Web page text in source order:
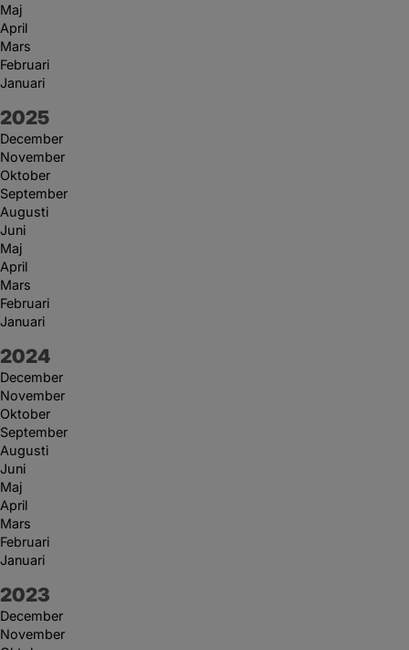
Maj
April
Mars
Februari
Januari
År:
2025
December
November
Oktober
September
Augusti
Juni
Maj
April
Mars
Februari
Januari
År:
2024
December
November
Oktober
September
Augusti
Juni
Maj
April
Mars
Februari
Januari
År:
2023
December
November